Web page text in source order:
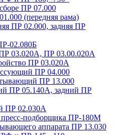
ПР 07.000
(передняя рама)
ПР 02.000, задняя ПР
02.080Б
03.020А, ПР 03.00.020А
ПР 03.020A
ПР 04.000
ПР 13.000
ПР 05.140A, задний ПР
ПР 02.030A
подборщика ПР-180М
аппарата ПР 13.030